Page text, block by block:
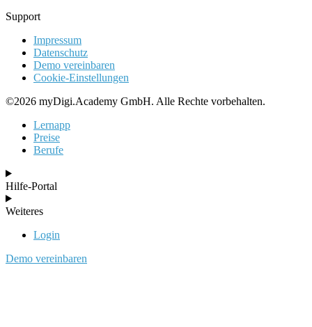
Support
Impressum
Datenschutz
Demo vereinbaren
Cookie-Einstellungen
©2026 myDigi.Academy GmbH. Alle Rechte vorbehalten.
Lernapp
Preise
Berufe
Hilfe-Portal
Weiteres
Login
Demo vereinbaren